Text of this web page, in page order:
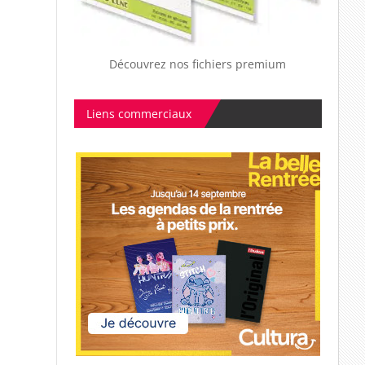
Découvrez nos fichiers premium
Liens commerciaux